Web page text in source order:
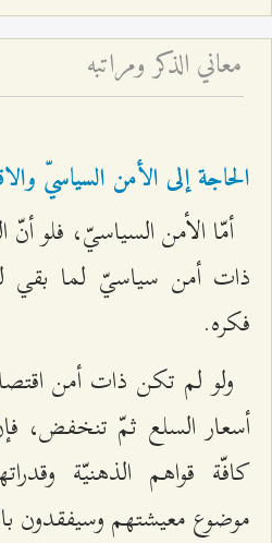
معاني الذكر ومراتبه
الحاجة إلى الأمن السياسيّ
أمّا الأمن السياسيّ، فلو أنّ
ذات أمن سياسيّ لما بقي
فكره.
ولو لم تكن ذات أمن
أسعار السلع ثمّ تنخفض،
كافّة قواهم الذهنيّة
موضوع معيشتهم وسيفقدون